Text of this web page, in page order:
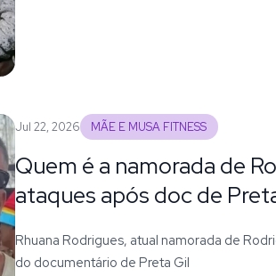
Jul 22, 2026 MÃE E MUSA FITNESS
Quem é a namorada de
ataques após doc de
Rhuana Rodrigues, atual namorada de
do documentário de Preta Gil